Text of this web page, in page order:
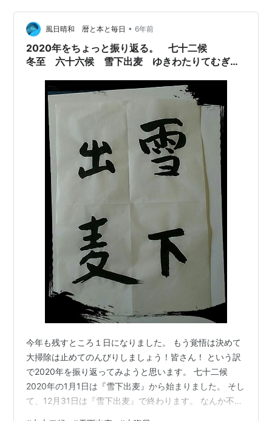
風日晴和 暦と本と毎日 • 6年前
2020年をちょっと振り返る。 七十二候
冬至 六十六候 雪下出麦 ゆきわたりてむぎの
今年も残すところ１日になりました。 もう覚悟は決めて
大掃除は止めてのんびりしましょう！皆さん！ という訳
で2020年を振り返ってみようと思います。 七十二候
2020年の1月1日は『雪下出麦』から始まりました。 そし
て、12月31日は『雪下出麦』で終わります。 なんか不思